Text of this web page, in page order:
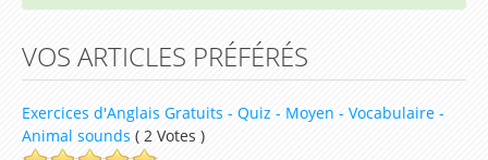
VOS ARTICLES PRÉFÉRÉS
Exercices d'Anglais Gratuits - Quiz - Moyen - Vocabulaire -
Animal sounds ( 2 Votes )